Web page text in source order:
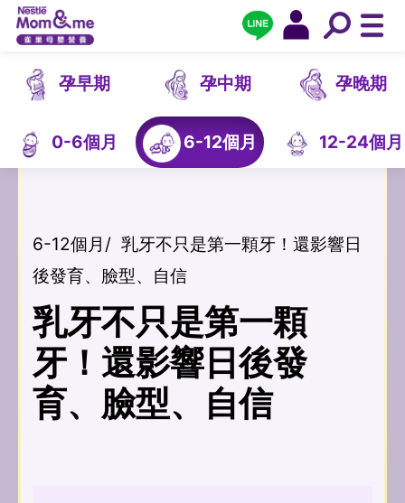
孕早期 孕中期 孕晚期
0-6個月 6-12個月 12-24個月
6-12個月 / 乳牙不只是第一顆牙！還影響日
後發育、臉型、自信
乳牙不只是第一顆
牙！還影響日後發
育、臉型、自信